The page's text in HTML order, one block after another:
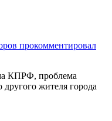
прокомментировал
КПРФ, проблема
жителя города